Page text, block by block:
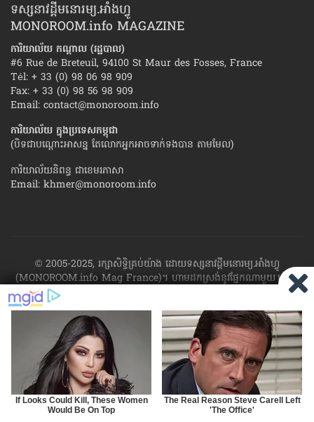
ទស្សនាវដ្ដីមនោរម្យ.អាំងហ្វូ
MONOROOM.info MAGAZINE
ការិយាល័យ កណ្ដាល (រដ្ឋបាល)
#6 Rue de Breteuil, 94100 St Maur des Fosses, France
Tél: + 33 (0) 98 06 98 909
Fax: + 33 (0) 98 56 98 909
Email: contact@monoroom.info
ការិយាល័យ ក្នុង​ប្រទេស​កម្ពុជា
(បិទជាបណ្ដោះអាសន្ន តែលោកអ្នកអាចទាក់ទងបាន តាមមែល)
ការិយាល័យនិពន្ធ ជាខេមរភាសា
Email: khmer@monoroom.info
© 2005-2025, រក្សាសិទ្ធិគ្រប់យ៉ាង ដោយទស្សនាវដ្ដី​មនោរម្យ.អាំងហ្វូ
(MONOROOM.info Mag France)។ ហាម​ដក​ស្រង់​នូវ​ផ្នែក​ណា​មួយ​ ឬ​ផ្នែក​
ទាំង​អស់ ​នៃ​ការ​ផ្សាយ​របស់​ទស្សនាវដ្ដី​​មនោរម្យ.អាំងហ្វូ យក​ទៅ​​បោះពុម្ព នៅ
លើក្រដាស ឬតាម​ប្រព័ន្ធ​អេឡិច​ត្រូនិច - ផ្សាយ​តាម​រលក​ធាតុអាកាស ឬតាមប្រព័ន្ធ
អេឡិចត្រូនិច - សរសេរ​ឡើង​វិញ ឬ​ចែក​ចាយ​ តាមវិធីណាក៏ដោយ ដោយ​គ្មាន​ការ​
យល់ព្រម ជា​លាយ​លក្ខណ៍​អក្សរ​ ពី​ចាងហ្វាង​ការ​ផ្សាយ​។ផ្ទុយមកវិញ ដើម្បី​ទទួល​
បាននូវសិទ្ធិ​ទាំងនេះ សូម​ទាក់​ទង​មក​ទស្សនាវដ្ដី។
RSS SP MIRROR ARCHIVE